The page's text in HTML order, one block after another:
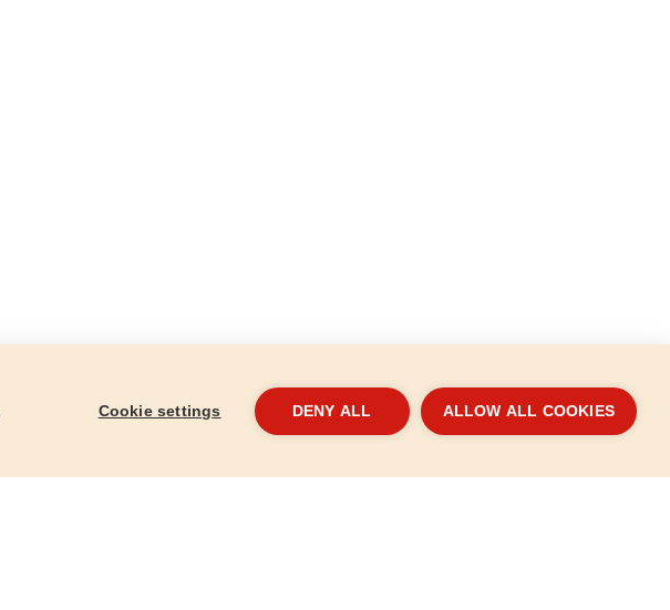
Cookie settings DENY ALL ALLOW ALL COOKIES